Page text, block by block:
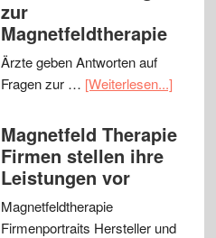
zur
Magnetfeldtherapie
Ärzte geben Antworten auf
Fragen zur … [Weiterlesen...]
Magnetfeld Therapie
Firmen stellen ihre
Leistungen vor
Magnetfeldtherapie
Firmenportraits Hersteller und